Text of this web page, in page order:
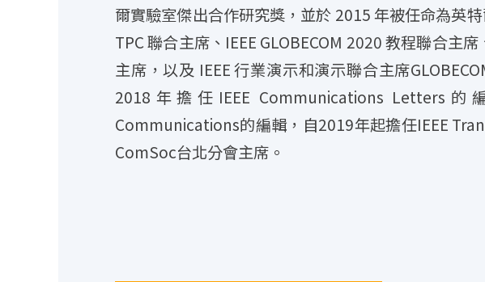
爾實驗室傑出合作研究獎，並於 2015 年被任命為英
TPC 聯合主席、IEEE GLOBECOM 2020 教程聯合主
主席，以及 IEEE 行業演示和演示聯合主席
2018年擔任IEEE Communications Letters
Communications的編輯，自2019年起擔任IEEE
ComSoc台北分會主席。